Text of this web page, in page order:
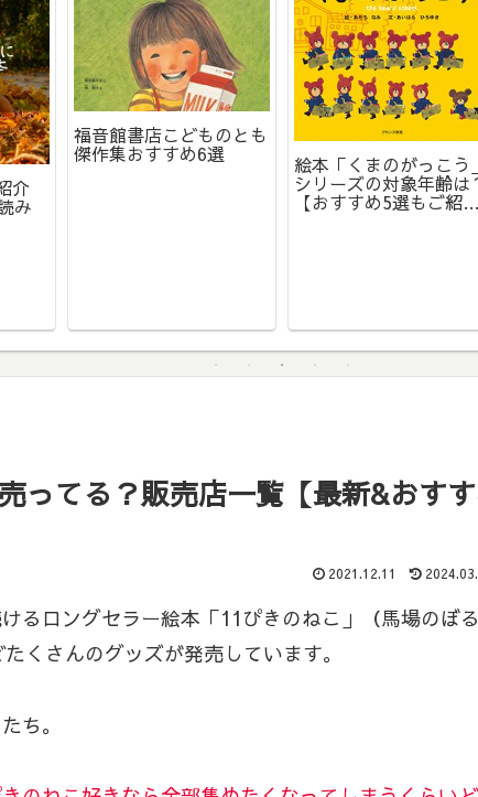
介
み
福音館書店こどものとも
傑作集おすすめ6選 絵本「くまのがっこう」
シリーズの対象年齢は
【おすすめ5選もご紹
ってる？販売店一覧【最新&おす
2021.12.11
るロングセラー絵本「11ぴきのねこ」（馬場のぼる
くさんのグッズが発売しています。
ち。